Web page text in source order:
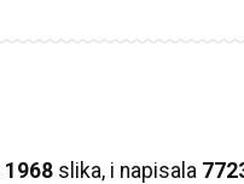
1968 slika, i napisala